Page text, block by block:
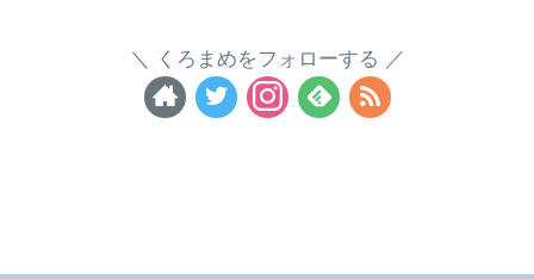
くろまめをフォローする